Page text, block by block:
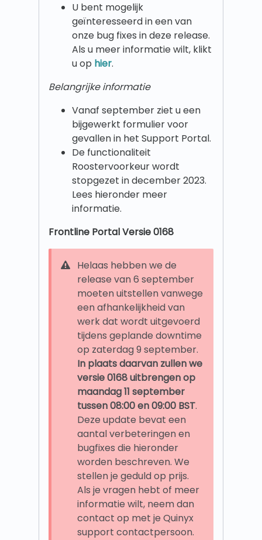
U bent mogelijk
geïnteresseerd in een van
onze bug fixes in deze release.
Als u meer informatie wilt, klikt
u op hier.
Belangrijke informatie
Vanaf september ziet u een
bijgewerkt formulier voor
gevallen in het Support Portal.
De functionaliteit
Roostervoorkeur wordt
stopgezet in december 2023.
Lees hieronder meer
informatie.
Frontline Portal Versie 0168
Helaas hebben we de
release van 6 september
moeten uitstellen vanwege
een afhankelijkheid van
werk dat wordt uitgevoerd
tijdens geplande downtime
op zaterdag 9 september.
In plaats daarvan zullen we
versie 0168 uitbrengen op
maandag 11 september
tussen 08:00 en 09:00 BST.
Deze update bevat een
aantal verbeteringen en
bugfixes die hieronder
worden beschreven. We
stellen je geduld op prijs.
Als je vragen hebt of meer
informatie wilt, neem dan
contact op met je Quinyx
support contactpersoon.